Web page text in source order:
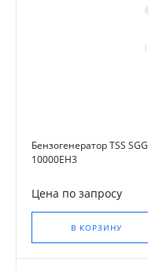
Бензогенератор TSS SGG
10000EH3
Цена по запросу
В КОРЗИНУ